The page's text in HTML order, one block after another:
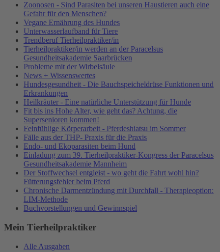
Zoonosen - Sind Parasiten bei unseren Haustieren auch eine
Gefahr für den Menschen?
Vegane Ernährung des Hundes
Unterwasserlaufband für Tiere
Trendberuf Tierheilpraktiker/in
Tierheilpraktiker/in werden an der Paracelsus
Gesundheitsakademie Saarbrücken
Probleme mit der Wirbelsäule
News + Wissenswertes
Hundesgesundheit - Die Bauchspeicheldrüse Funktionen und
Erkrankungen
Heilkräuter - Eine natürliche Unterstützung für Hunde
Fit bis ins Hohe Alter, wie geht das? Achtung, die
Supersenioren kommen!
Feinfühlige Körperarbeit - Pferdeshiatsu im Sommer
Fälle aus der THP- Praxis für die Praxis
Endo- und Ekoparasiten beim Hund
Einladung zum 39. Tierheilpraktiker-Kongress der Paracelsus
Gesundheitsakademie Mannheim
Der Stoffwechsel entgleist - wo geht die Fahrt wohl hin?
Fütterungsfehler beim Pferd
Chronische Darmentzündung mit Durchfall - Therapieoption:
LIM-Methode
Buchvorstellungen und Gewinnspiel
Mein Tierheilpraktiker
Alle Ausgaben